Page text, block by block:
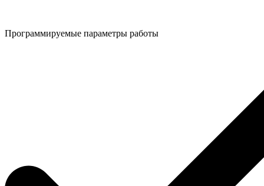
Программируемые параметры работы